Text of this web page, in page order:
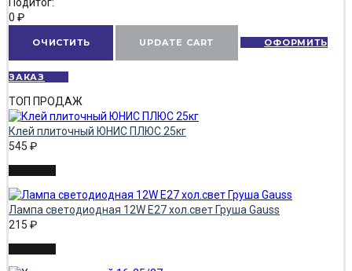
Подитог:
0 ₽
ОЧИСТИТЬ UPDATE CART ОФОРМИТЬ
ЗАКАЗ
ТОП ПРОДАЖ
Клей плиточный ЮНИС ПЛЮС 25кг
545 ₽
Лампа светодиодная 12W E27 хол.свет Груша Gauss
215 ₽